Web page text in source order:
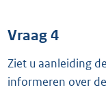
Vraag 4
Ziet u aanleiding
informeren over